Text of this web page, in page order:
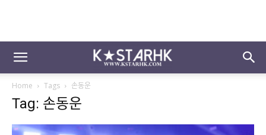
Home Tags 손동운
Tag: 손동운